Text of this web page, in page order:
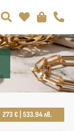
273 € | 533.94 лв.